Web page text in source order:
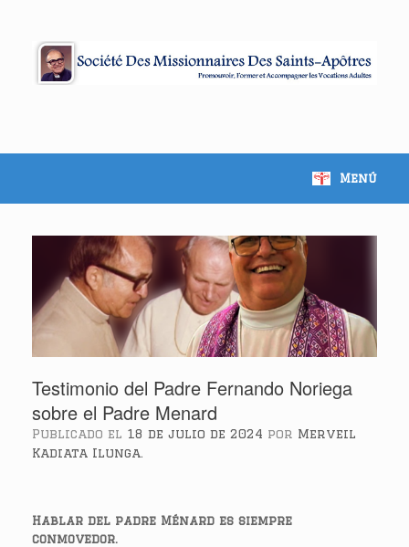
Menú
Testimonio del Padre Fernando Noriega
sobre el Padre Menard
Publicado el 18 de julio de 2024 por Merveil
Kadiata Ilunga.
Hablar del padre Ménard es siempre
conmovedor.